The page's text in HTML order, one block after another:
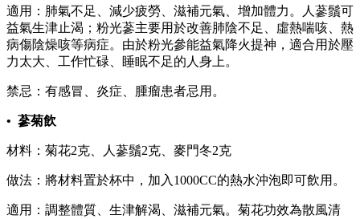
適用：肺氣不足、減少疲勞、滋補元氣、增加體力。人蔘鬚可
益氣生津止渴；粉光蔘主要用於改善肺陰不足、虛熱喘咳、熱
病傷陰燥咳等病症。由於粉光參能益氣降火提神，適合用於壓
力太大、工作忙碌、睡眠不足的人身上。
禁忌：有感冒、炎症、腫瘤患者忌用。
• 蔘菊飲
材料：菊花2克、人蔘鬚2克、麥門冬2克
做法：將材料置於杯中，加入1000CC的熱水沖泡即可飲用。
適用：調整體質、生津解渴、滋補元氣。菊花功效為散風清